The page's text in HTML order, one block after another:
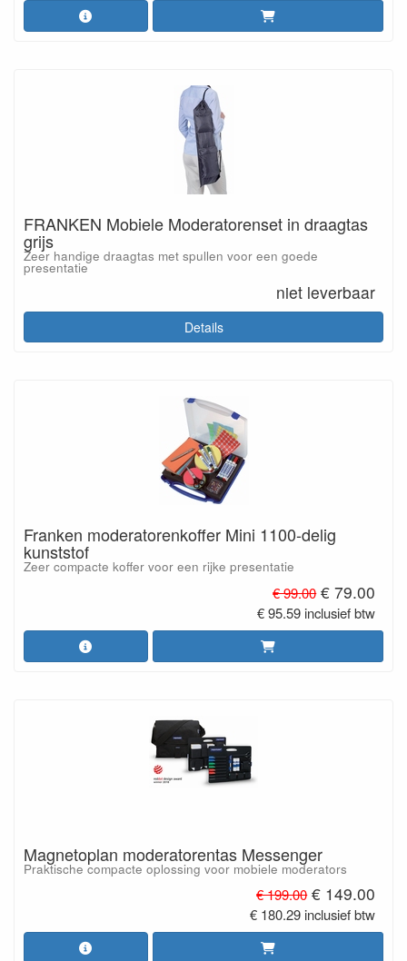
FRANKEN Mobiele Moderatorenset in draagtas
grijs
Zeer handige draagtas met spullen voor een goede
presentatie
niet leverbaar
Details
Franken moderatorenkoffer Mini 1100-delig
kunststof
Zeer compacte koffer voor een rijke presentatie
€ 99.00 € 79.00
€ 95.59 inclusief btw
Magnetoplan moderatorentas Messenger
Praktische compacte oplossing voor mobiele moderators
€ 199.00 € 149.00
€ 180.29 inclusief btw